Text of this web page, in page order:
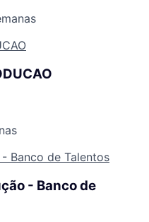
Banco de Talentos
- Banco de